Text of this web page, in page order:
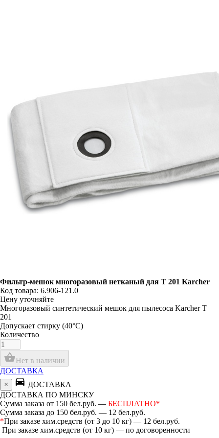
Фильтр-мешок многоразовый нетканый для T 201 Karcher
Код товара: 6.906-121.0
Цену уточняйте
Многоразовый синтетический мешок для пылесоса Karcher T
201
Допускает стирку (40°C)
Количество
shopping_basketНет в наличии
ДОСТАВКА
×
directions_car ДОСТАВКА
ДОСТАВКА ПО МИНСКУ
Сумма заказа от 150 бел.руб. — БЕСПЛАТНО*
Сумма заказа до 150 бел.руб. — 12 бел.руб.
*При заказе хим.средств (от 3 до 10 кг) — 12 бел.руб.
При заказе хим.средств (от 10 кг) — по договоренности